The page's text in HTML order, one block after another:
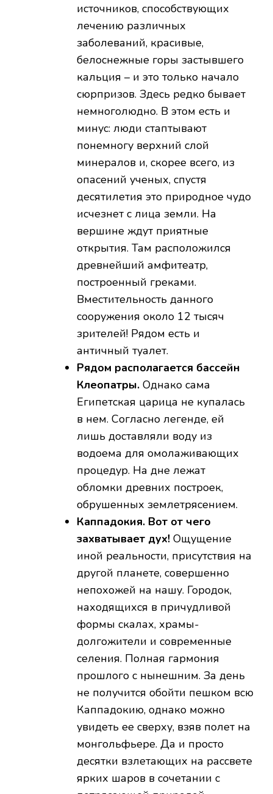
источников, способствующих
лечению различных
заболеваний, красивые,
белоснежные горы застывшего
кальция – и это только начало
сюрпризов. Здесь редко бывает
немноголюдно. В этом есть и
минус: люди стаптывают
понемногу верхний слой
минералов и, скорее всего, из
опасений ученых, спустя
десятилетия это природное чудо
исчезнет с лица земли. На
вершине ждут приятные
открытия. Там расположился
древнейший амфитеатр,
построенный греками.
Вместительность данного
сооружения около 12 тысяч
зрителей! Рядом есть и
античный туалет.
Рядом располагается бассейн
Клеопатры. Однако сама
Египетская царица не купалась
в нем. Согласно легенде, ей
лишь доставляли воду из
водоема для омолаживающих
процедур. На дне лежат
обломки древних построек,
обрушенных землетрясением.
Каппадокия. Вот от чего
захватывает дух! Ощущение
иной реальности, присутствия на
другой планете, совершенно
непохожей на нашу. Городок,
находящихся в причудливой
формы скалах, храмы-
долгожители и современные
селения. Полная гармония
прошлого с нынешним. За день
не получится обойти пешком всю
Каппадокию, однако можно
увидеть ее сверху, взяв полет на
монгольфьере. Да и просто
десятки взлетающих на рассвете
ярких шаров в сочетании с